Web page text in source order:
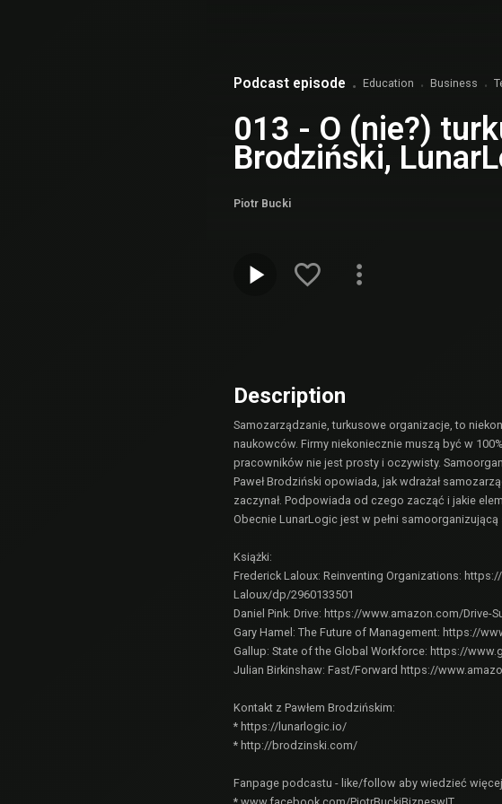
Podcast episode Education Business
013 - O (nie?)
Brodziński,
Piotr Bucki
Description
Samozarządzanie, turkusowe organizacje, to
naukowców. Firmy niekoniecznie muszą być w
pracowników nie jest prosty i oczywisty.
Paweł Brodziński opowiada, jak wdrażał
zaczynał. Podpowiada od czego zacząć i jakie
Obecnie LunarLogic jest w pełni
Książki:
Frederick Laloux: Reinventing Organizations:
Laloux/dp/2960133501
Daniel Pink: Drive: https://www.amazon.com/Drive-
Gary Hamel: The Future of Management: https://
Gallup: State of the Global Workforce: https://
Julian Birkinshaw: Fast/Forward https://
Kontakt z Pawłem Brodzińskim:
* https://lunarlogic.io/
* http://brodzinski.com/
Fanpage podcastu - like/follow aby wiedzieć